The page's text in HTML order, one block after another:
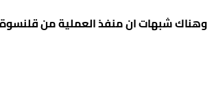
شبهات ان منفذ العملية من قلنسوة.